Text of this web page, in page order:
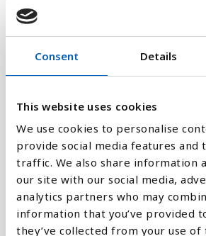
Consent Details
This website uses cookies
We use cookies to personalise
provide social media features and
traffic. We also share information
our site with our social media,
analytics partners who may
information that you’ve provided
they’ve collected from your use of
0
Stapeldiagram
Linje
Platt
Jämför med: